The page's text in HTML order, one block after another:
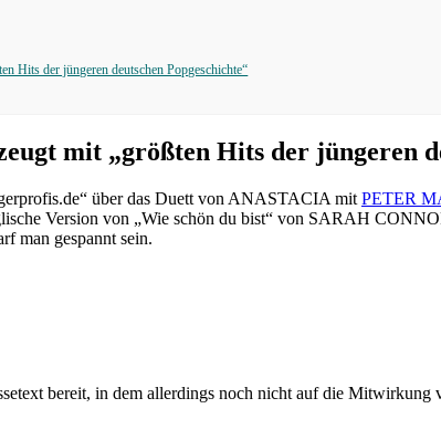
Hits der jüngeren deutschen Popgeschichte“
mit „größten Hits der jüngeren
über das Duett von ANASTACIA mit PETER
Version von „Wie schön du bist“ von SARAH
man gespannt sein.
bereit, in dem allerdings noch nicht auf die